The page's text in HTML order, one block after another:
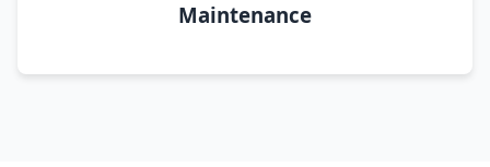
Maintenance